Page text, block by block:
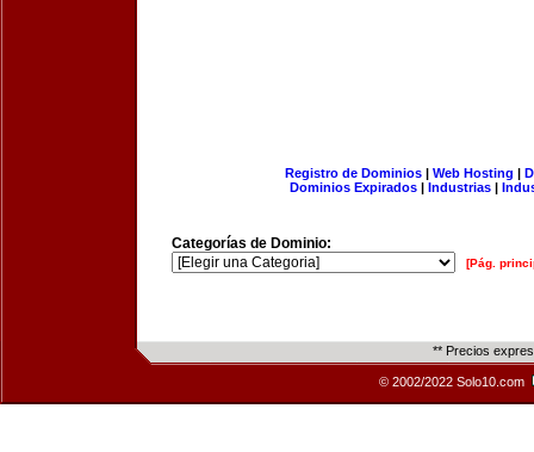
Registro de Dominios| Web Hosting |
Dominios Expirados | Industrias |
Categorías de Dominio:
[Pág.
** Precios
© 2002/2022 Solo10.com